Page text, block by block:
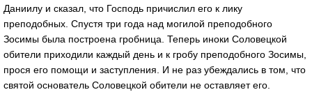
Даниилу и сказал, что Господь причислил его к лику
преподобных. Спустя три года над могилой преподобного
Зосимы была построена гробница. Теперь иноки Соловецкой
обители приходили каждый день и к гробу преподобного Зосимы,
прося его помощи и заступления. И не раз убеждались в том, что
святой основатель Соловецкой обители не оставляет его.